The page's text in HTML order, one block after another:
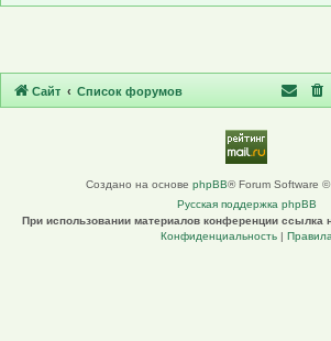
Сайт Список форумов
Создано на основе phpBB® Forum Software
Русская поддержка phpBB
При использовании материалов конференции ссылка
Конфиденциальность| Правила